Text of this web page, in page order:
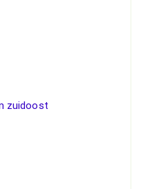
zuidoost